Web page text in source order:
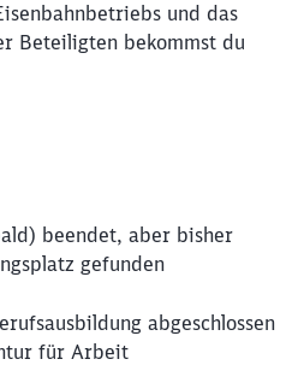
und das
Beteiligten bekommst du
beendet, aber bisher
gefunden
abgeschlossen
für Arbeit